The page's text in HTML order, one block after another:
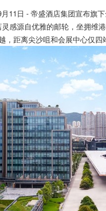
11日 - 帝盛酒店集团宣布旗
感源自优雅的邮轮，坐拥维
距离尖沙咀和会展中心仅四